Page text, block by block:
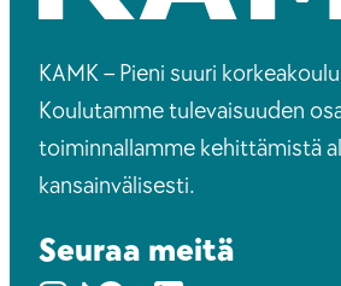
KAMK – Pieni suuri korkeakoulu
Koulutamme tulevaisuuden
toiminnallamme kehittämistä
kansainvälisesti.
Seuraa meitä